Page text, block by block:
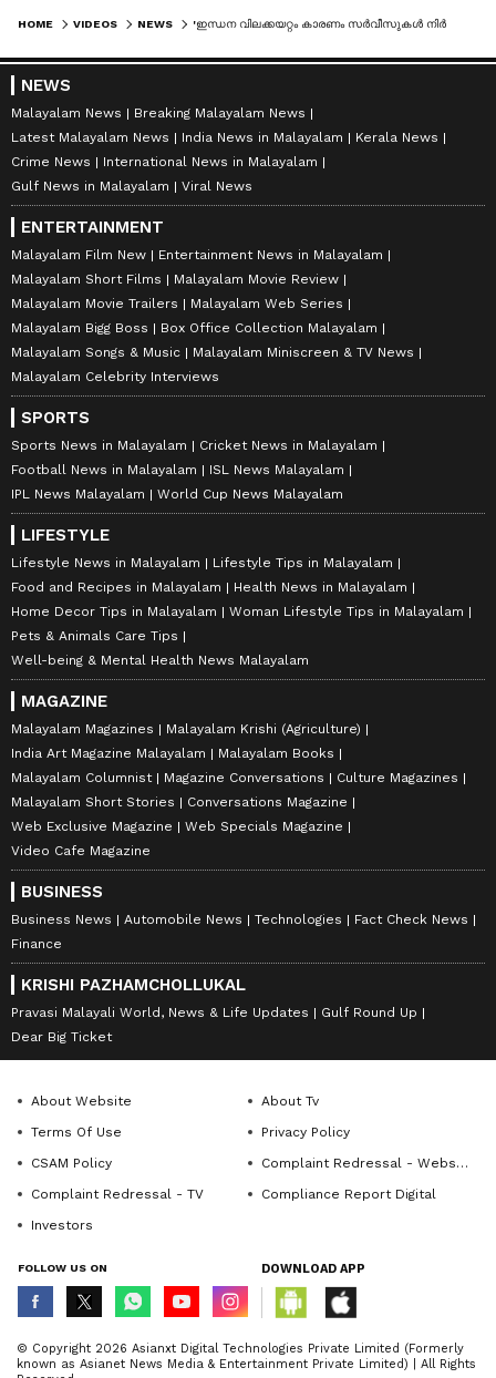
HOME VIDEOS NEWS
NEWS
Malayalam News
Breaking Malayalam News
Latest Malayalam News
India News in Malayalam
Kerala News
Crime News
International News in Malayalam
Gulf News in Malayalam
Viral News
ENTERTAINMENT
Malayalam Film New
Entertainment News in Malayalam
Malayalam Short Films
Malayalam Movie Review
Malayalam Movie Trailers
Malayalam Web Series
Malayalam Bigg Boss
Box Office Collection Malayalam
Malayalam Songs & Music
Malayalam Miniscreen & TV News
Malayalam Celebrity Interviews
SPORTS
Sports News in Malayalam
Cricket News in Malayalam
Football News in Malayalam
ISL News Malayalam
IPL News Malayalam
World Cup News Malayalam
LIFESTYLE
Lifestyle News in Malayalam
Lifestyle Tips in Malayalam
Food and Recipes in Malayalam
Health News in Malayalam
Home Decor Tips in Malayalam
Woman Lifestyle Tips in Malayalam
Pets & Animals Care Tips
Well-being & Mental Health News Malayalam
MAGAZINE
Malayalam Magazines
Malayalam Krishi (Agriculture)
India Art Magazine Malayalam
Malayalam Books
Malayalam Columnist
Magazine Conversations
Culture Magazines
Malayalam Short Stories
Conversations Magazine
Web Exclusive Magazine
Web Specials Magazine
Video Cafe Magazine
BUSINESS
Business News Automobile News Technologies
Fact Check News
Finance
KRISHI PAZHAMCHOLLUKAL
Pravasi Malayali World, News & Life Updates
Gulf Round Up
Dear Big Ticket
About Website
About Tv
Terms Of Use
Privacy Policy
CSAM Policy
Complaint Redressal - Website
Complaint Redressal - TV
Compliance Report Digital
Investors
FOLLOW US ON DOWNLOAD APP
© Copyright 2026 Asianxt Digital Technologies Private Limited (Formerly
known as Asianet News Media & Entertainment Private Limited) | All Rights